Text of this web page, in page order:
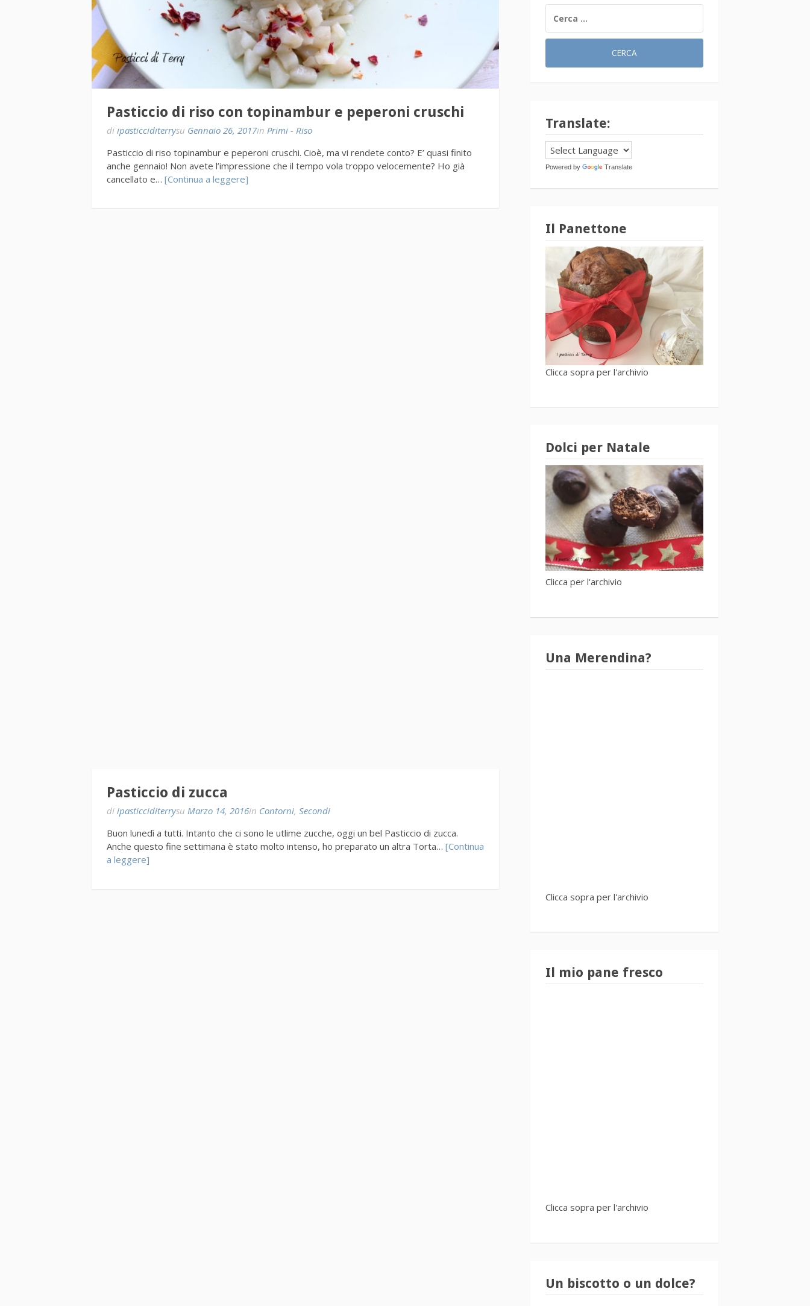
Pasticcio di riso con topinambur e peperoni cruschi
di ipasticciditerrysu Gennaio 26, 2017in Primi - Riso
Pasticcio di riso topinambur e peperoni cruschi. Cioè, ma vi rendete conto? E’ quasi finito
anche gennaio! Non avete l’impressione che il tempo vola troppo velocemente? Ho già
cancellato e… [Continua a leggere]
Pasticcio di zucca
di ipasticciditerrysu Marzo 14, 2016in Contorni, Secondi
Buon lunedì a tutti. Intanto che ci sono le utlime zucche, oggi un bel Pasticcio di zucca.
Anche questo fine settimana è stato molto intenso, ho preparato un altra Torta… [Continua
a leggere]
PER:
Translate:
Powered by Translate
Il Panettone
Clicca sopra per l'archivio
Dolci per Natale
Clicca per l'archivio
Una Merendina?
Clicca sopra per l'archivio
Il mio pane fresco
Clicca sopra per l'archivio
Un biscotto o un dolce?